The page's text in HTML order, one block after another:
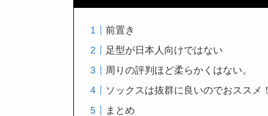
前置き
足型が日本人向けではない
周りの評判ほど柔らかくはない。
ソックスは抜群に良いのでおススメ！
まとめ